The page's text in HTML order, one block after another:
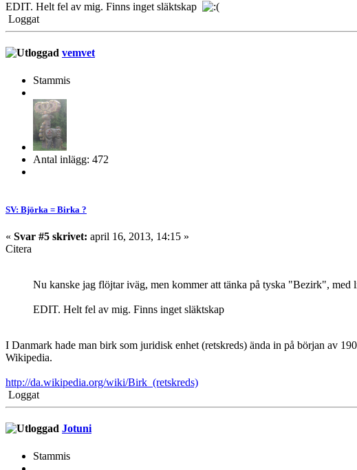
EDIT. Helt fel av mig. Finns inget släktskap
Loggat
vemvet
Stammis
Antal inlägg: 472
SV: Björka = Birka ?
« Svar #5 skrivet: april 16, 2013, 14:15 »
Citera
Nu kanske jag flöjtar iväg, men kommer att tänka på tyska "Bezirk", med
EDIT. Helt fel av mig. Finns inget släktskap
I Danmark hade man birk som juridisk enhet (retskreds) ända in på början av
Wikipedia.
http://da.wikipedia.org/wiki/Birk_(retskreds)
Loggat
Jotuni
Stammis